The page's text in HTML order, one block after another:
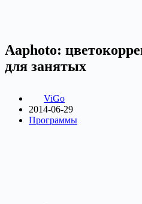
Aaphoto:
для занятых
ViGo
2014-06-29
Программы